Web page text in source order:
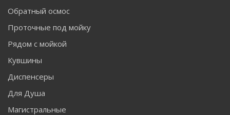
Обратный осмос
Проточные под мойку
Рядом с мойкой
Кувшины
Диспенсеры
Для Душа
Магистральные